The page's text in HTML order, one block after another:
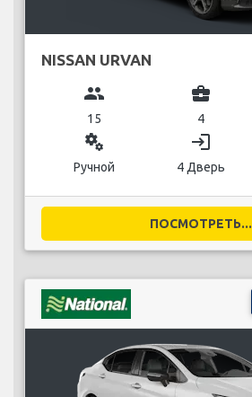
NISSAN URVAN
group
15
business_center
4
miscellaneous_services
Ручной
login
4 Дверь
ПОСМОТРЕТЬ...